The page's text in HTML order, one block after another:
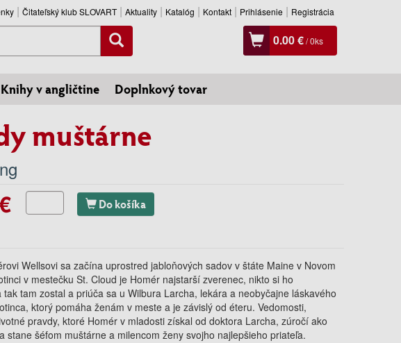
Čitateľský klub SLOVART Aktuality Katalóg Kontakt Prihlásenie Registrácia
0.00 €/0ks
Knihy v angličtine Doplnkový tovar
muštárne
Do košíka
Wellsovi sa začína uprostred jabloňových sadov v štáte Maine v Novom
v mestečku St. Cloud je Homér najstarší zverenec, nikto si ho
tak tam zostal a priúča sa u Wilbura Larcha, lekára a neobyčajne láskavého
ktorý pomáha ženám v meste a je závislý od éteru. Vedomosti,
pravdy, ktoré Homér v mladosti získal od doktora Larcha, zúročí ako
stane šéfom muštárne a milencom ženy svojho najlepšieho priateľa.